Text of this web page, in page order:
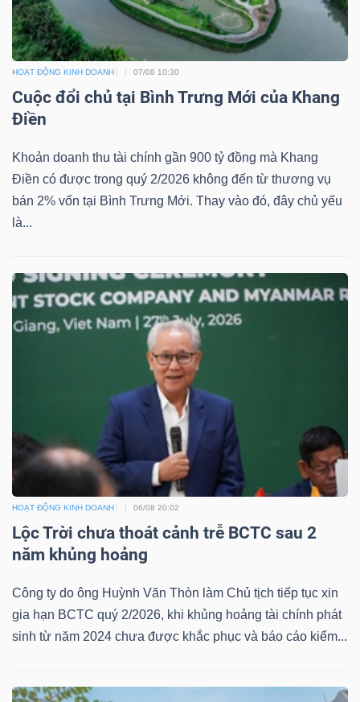
HOẠT ĐỘNG KINH DOANH 07/08 10:30
Cuộc đổi chủ tại Bình Trưng Mới của Khang
Điền
Khoản doanh thu tài chính gần 900 tỷ đồng mà Khang
Điền có được trong quý 2/2026 không đến từ thương vụ
bán 2% vốn tại Bình Trưng Mới. Thay vào đó, đây chủ yếu
là...
HOẠT ĐỘNG KINH DOANH 06/08 20:02
Lộc Trời chưa thoát cảnh trễ BCTC sau 2
năm khủng hoảng
Công ty do ông Huỳnh Văn Thòn làm Chủ tịch tiếp tục xin
gia hạn BCTC quý 2/2026, khi khủng hoảng tài chính phát
sinh từ năm 2024 chưa được khắc phục và báo cáo kiểm...